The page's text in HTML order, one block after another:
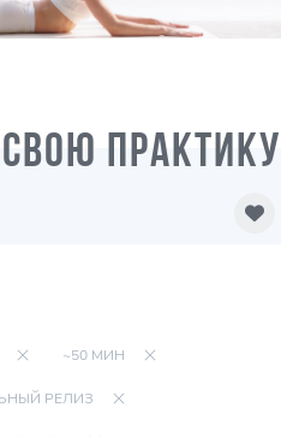
СВОЮ ПРАКТИКУ
~50 МИН
РЕЛИЗ